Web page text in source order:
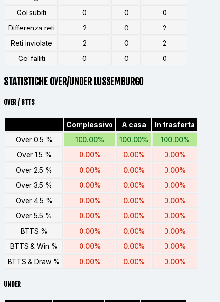
Gol subiti
0 0
0
Differenza reti
2 0
2
Reti inviolate
2 0
2
Gol falliti
0 0 0
STATISTICHE OVER/UNDER LUSSEMBURGO
OVER / BTTS
Complessivo A casa
In trasferta
Over 0.5 %
100.00% 100.00%
100.00%
Over 1.5 %
0.00% 0.00%
0.00%
Over 2.5 %
0.00% 0.00%
0.00%
Over 3.5 %
0.00% 0.00%
0.00%
Over 4.5 %
0.00% 0.00%
0.00%
Over 5.5 %
0.00% 0.00%
0.00%
BTTS %
0.00% 0.00%
0.00%
BTTS & Win %
0.00% 0.00%
0.00%
BTTS & Draw %
0.00% 0.00% 0.00%
UNDER